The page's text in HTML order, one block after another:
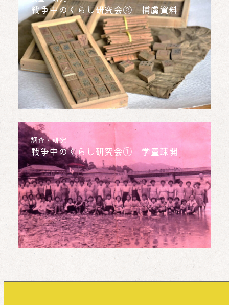
戦争中のくらし研究会② 捕虜資料
調査・研究
戦争中のくらし研究会① 学童疎開